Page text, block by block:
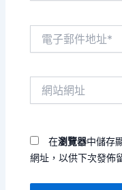
在瀏覽器中儲存
網址，以供下次發佈